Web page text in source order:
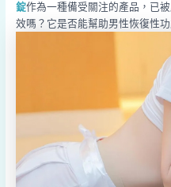
錠作為一種備受關注的產品，已
效嗎？它是否能幫助男性恢復性功